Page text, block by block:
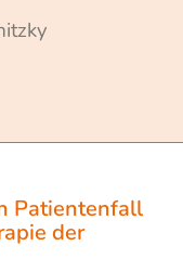
Patientenfall
der